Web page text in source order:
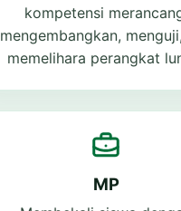
kompetensi
mengembangkan,
memelihara perangkat
MP